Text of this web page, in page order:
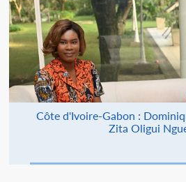
Côte d'Ivoire-Gabon :
Zita Oligui